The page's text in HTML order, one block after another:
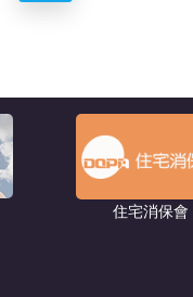
住宅消保會